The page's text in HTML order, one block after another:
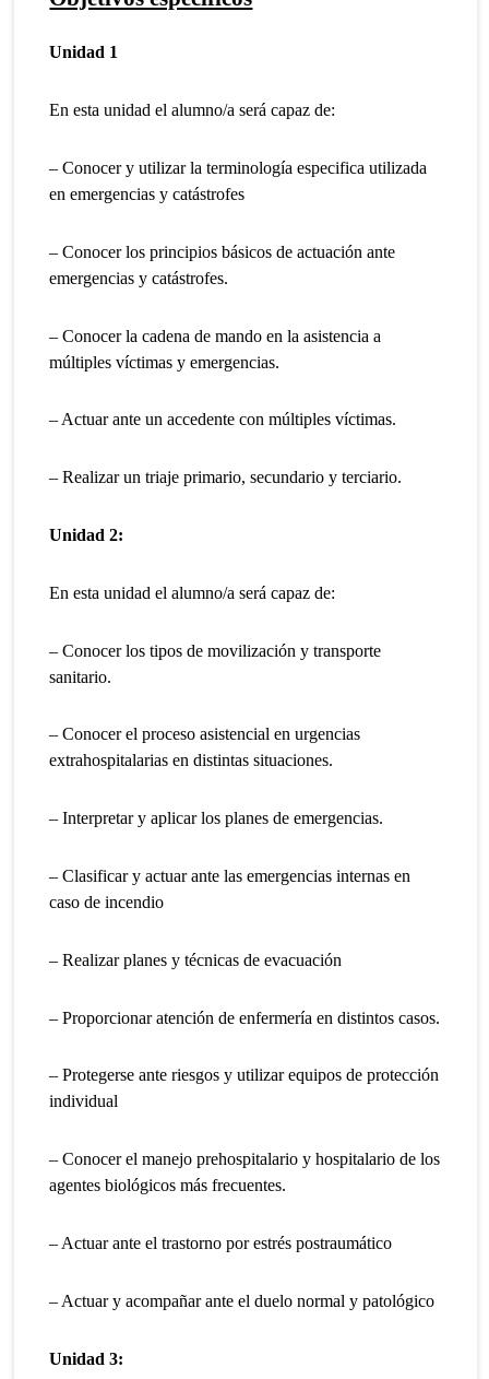
Unidad 1
En esta unidad el alumno/a será capaz de:
– Conocer y utilizar la terminología especifica utilizada
en emergencias y catástrofes
– Conocer los principios básicos de actuación ante
emergencias y catástrofes.
– Conocer la cadena de mando en la asistencia a
múltiples víctimas y emergencias.
– Actuar ante un accedente con múltiples víctimas.
– Realizar un triaje primario, secundario y terciario.
Unidad 2:
En esta unidad el alumno/a será capaz de:
– Conocer los tipos de movilización y transporte
sanitario.
– Conocer el proceso asistencial en urgencias
extrahospitalarias en distintas situaciones.
– Interpretar y aplicar los planes de emergencias.
– Clasificar y actuar ante las emergencias internas en
caso de incendio
– Realizar planes y técnicas de evacuación
– Proporcionar atención de enfermería en distintos casos.
– Protegerse ante riesgos y utilizar equipos de protección
individual
– Conocer el manejo prehospitalario y hospitalario de los
agentes biológicos más frecuentes.
– Actuar ante el trastorno por estrés postraumático
– Actuar y acompañar ante el duelo normal y patológico
Unidad 3: